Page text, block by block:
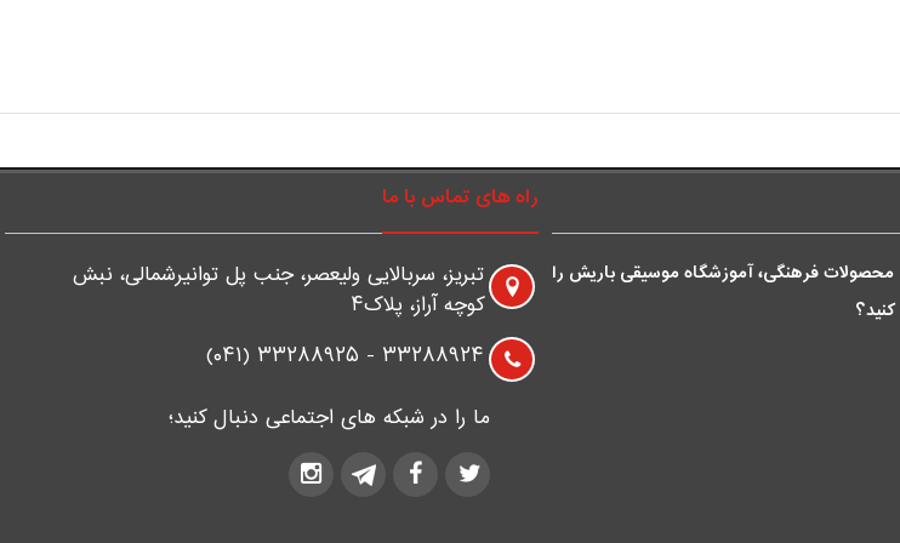
فرهنگی، آموزشگاه موسیقی باریش را
راه های تماس با ما
تبریز، سربالایی ولیعصر، جنب پل توانیرشمالی، نبش
کوچه آراز، پلاک۴
۳۳۲۸۸۹۲۴ - ۳۳۲۸۸۹۲۵ (۰۴۱)
ما را در شبکه های اجتماعی دنبال کنید؛